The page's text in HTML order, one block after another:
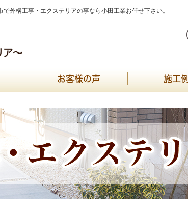
外構工事・エクステリアの事なら小田工業お任せ下さい。
お客様の声 施工例